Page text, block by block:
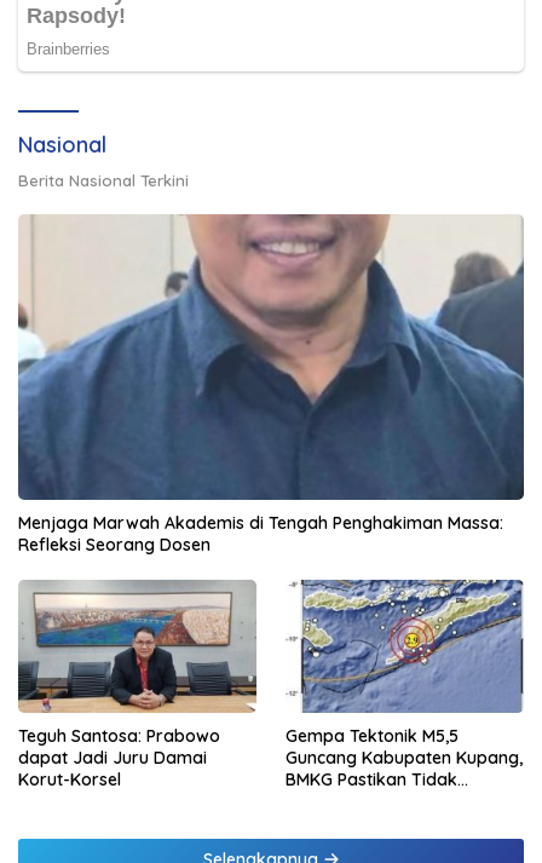
Nasional
Berita Nasional Terkini
Menjaga Marwah Akademis di Tengah Penghakiman Massa:
Refleksi Seorang Dosen
Teguh Santosa: Prabowo
dapat Jadi Juru Damai
Korut-Korsel
Gempa Tektonik M5,5
Guncang Kabupaten Kupang,
BMKG Pastikan Tidak